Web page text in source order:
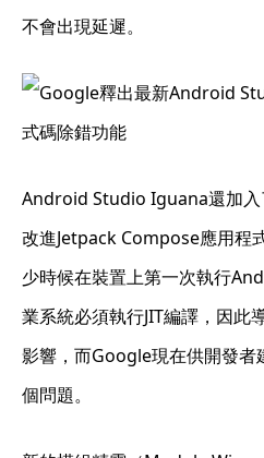
不會出現延遲。
Android Studio Iguana還加入
改進Jetpack Compose應用程
少時候在裝置上第一次執行
業系統必須執行JIT編譯，因此
影響，而Google現在供開發者
個問題。